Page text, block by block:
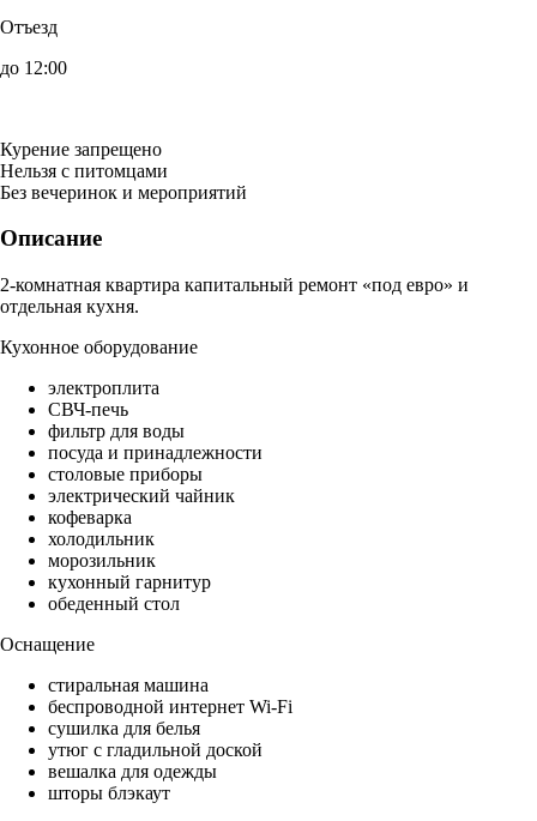
Отъезд
до 12:00
Курение запрещено
Нельзя с питомцами
Без вечеринок и мероприятий
Описание
2-комнатная квартира капитальный ремонт «под евро» и
отдельная кухня.
Кухонное оборудование
электроплита
СВЧ-печь
фильтр для воды
посуда и принадлежности
столовые приборы
электрический чайник
кофеварка
холодильник
морозильник
кухонный гарнитур
обеденный стол
Оснащение
стиральная машина
беспроводной интернет Wi-Fi
сушилка для белья
утюг с гладильной доской
вешалка для одежды
шторы блэкаут